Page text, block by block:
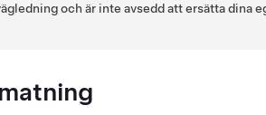
och är inte avsedd att ersätta dina